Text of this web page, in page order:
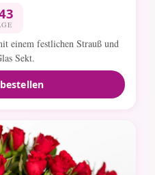
einem festlichen Strauß und
Sekt.